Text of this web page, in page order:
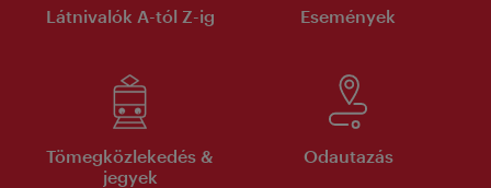
Látnivalók A-tól Z-ig Események
Tömegközlekedés &
jegyek
Odautazás